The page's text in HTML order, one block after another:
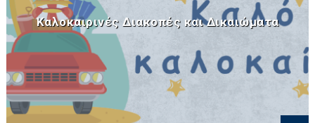
Καλοκαιρινές Διακοπές και Δικαιώματα